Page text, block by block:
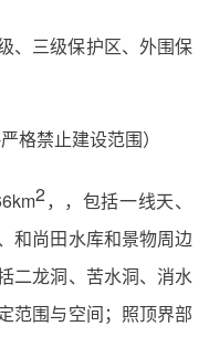
三级保护区、外围保
格禁止建设范围）
2，，包括一线天、
和尚田水库和景物周边
二龙洞、苦水洞、消水
范围与空间；照顶界部